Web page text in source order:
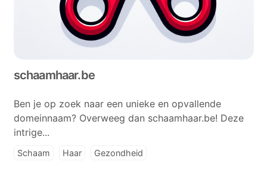
schaamhaar.be
Ben je op zoek naar een unieke en opvallende
domeinnaam? Overweeg dan schaamhaar.be! Deze
intrige...
Schaam Haar Gezondheid